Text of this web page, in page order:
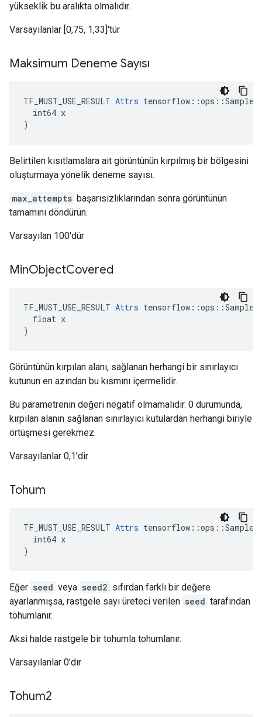
yükseklik bu aralıkta olmalıdır.
Varsayılanlar [0,75, 1,33]'tür
Maksimum Deneme Sayısı
TF_MUST_USE_RESULT Attrs
  int64 x
)
Belirtilen kısıtlamalara ait görüntünün kırpılmış bir bölgesini
oluşturmaya yönelik deneme sayısı.
max_attempts başarısızlıklarından sonra görüntünün
tamamını döndürün.
Varsayılan 100'dür
MinObjectCovered
TF_MUST_USE_RESULT Attrs
  float x
)
Görüntünün kırpılan alanı, sağlanan herhangi bir sınırlayıcı
kutunun en azından bu kısmını içermelidir.
Bu parametrenin değeri negatif olmamalıdır. 0 durumunda,
kırpılan alanın sağlanan sınırlayıcı kutulardan herhangi biriyle
örtüşmesi gerekmez.
Varsayılanlar 0,1'dir
Tohum
TF_MUST_USE_RESULT Attrs
  int64 x
)
Eğer seed veya seed2 sıfırdan farklı bir değere
ayarlanmışsa, rastgele sayı üreteci verilen seed tarafından
tohumlanır.
Aksi halde rastgele bir tohumla tohumlanır.
Varsayılanlar 0'dır
Tohum2